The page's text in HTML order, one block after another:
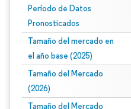
Período de Datos
Pronosticados
Tamaño del mercado en
el año base (2025)
Tamaño del Mercado
(2026)
Tamaño del Mercado